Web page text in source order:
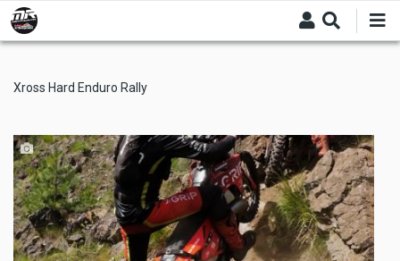
Skip
to
main
Xross Hard Enduro Rally